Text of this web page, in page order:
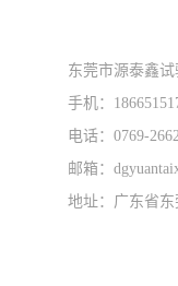
东莞市源泰鑫试
手机：
电话：0769-
邮箱：
地址：广东省东